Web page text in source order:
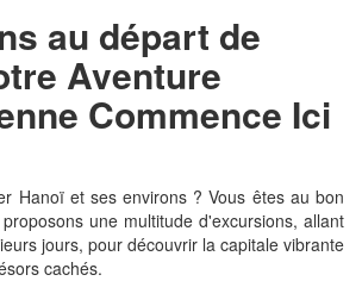
au départ de
Aventure
Commence Ici
Hanoï et ses environs ? Vous êtes au bon
une multitude d'excursions, allant
jours, pour découvrir la capitale vibrante
cachés.